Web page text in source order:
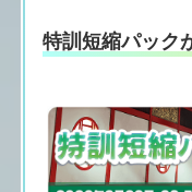
特訓短縮パック